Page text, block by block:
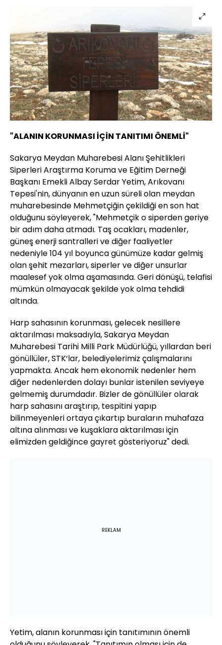
"ALANIN KORUNMASI İÇİN TANITIMI ÖNEMLİ"
Sakarya Meydan Muharebesi Alanı Şehitlikleri
Siperleri Araştırma Koruma ve Eğitim Derneği
Başkanı Emekli Albay Serdar Yetim, Arıkovanı
Tepesi'nin, dünyanın en uzun süreli olan meydan
muharebesinde Mehmetçiğin çekildiği en son hat
olduğunu söyleyerek, "Mehmetçik o siperden geriye
bir adım daha atmadı. Taş ocakları, madenler,
güneş enerji santralleri ve diğer faaliyetler
nedeniyle 104 yıl boyunca günümüze kadar gelmiş
olan şehit mezarları, siperler ve diğer unsurlar
maalesef yok olma aşamasında. Geri dönüşü, telafisi
mümkün olmayacak şekilde yok olma tehdidi
altında.
Harp sahasının korunması, gelecek nesillere
aktarılması maksadıyla, Sakarya Meydan
Muharebesi Tarihi Milli Park Müdürlüğü, yıllardan beri
gönüllüler, STK‘lar, belediyelerimiz çalışmalarını
yapmakta. Ancak hem ekonomik nedenler hem
diğer nedenlerden dolayı bunlar istenilen seviyeye
gelmemiş durumdadır. Bizler de gönüllüler olarak
harp sahasını araştırıp, tespitini yapıp
bilinmeyenleri ortaya çıkartıp buraların muhafaza
altına alınması ve kuşaklara aktarılması için
elimizden geldiğince gayret gösteriyoruz" dedi.
REKLAM
Yetim, alanın korunması için tanıtımının önemli